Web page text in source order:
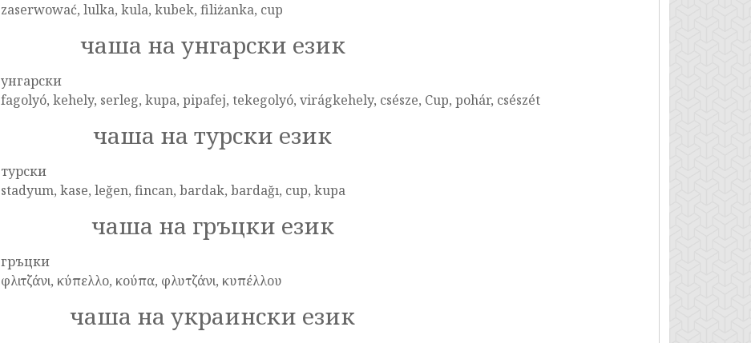
zaserwować, lulka, kula, kubek, filiżanka, cup
чаша на унгарски език
унгарски
fagolyó, kehely, serleg, kupa, pipafej, tekegolyó, virágkehely, csésze, Cup, pohár, csészét
чаша на турски език
турски
stadyum, kase, leğen, fincan, bardak, bardağı, cup, kupa
чаша на гръцки език
гръцки
φλιτζάνι, κύπελλο, κούπα, φλυτζάνι, κυπέλλου
чаша на украински език